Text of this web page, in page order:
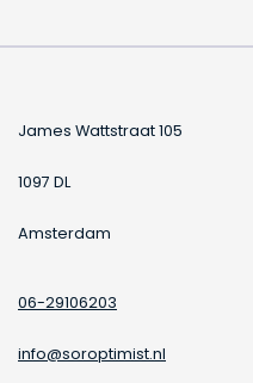
James Wattstraat 105
1097 DL
Amsterdam
06-29106203
info@soroptimist.nl